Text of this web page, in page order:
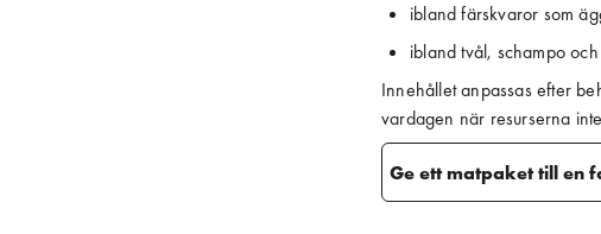
ibland färskvaror som
ibland tvål, schampo
Innehållet anpassas efter
vardagen när resurserna
Ge ett matpaket till en